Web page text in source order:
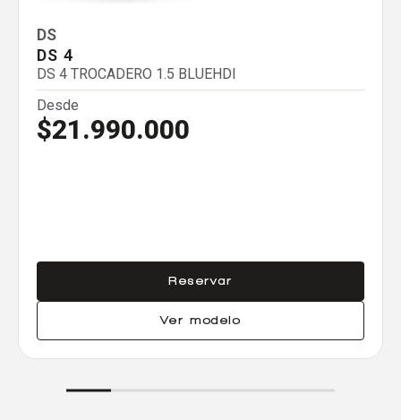
DS
DS 4
DS 4 TROCADERO 1.5 BLUEHDI
Desde
$21.990.000
Reservar
Ver modelo